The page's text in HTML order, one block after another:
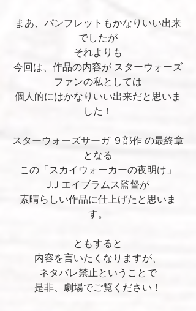
まあ、パンフレットもかなりいい出来
でしたが
それよりも
今回は、作品の内容が スターウォーズ
ファンの私としては
個人的にはかなりいい出来だと思いま
した！
スターウォーズサーガ ９部作 の最終章
となる
この「スカイウォーカーの夜明け」
J.J エイブラムス監督が
素晴らしい作品に仕上げたと思いま
す。
ともすると
内容を言いたくなりますが、
ネタバレ禁止ということで
是非、劇場でご覧ください！